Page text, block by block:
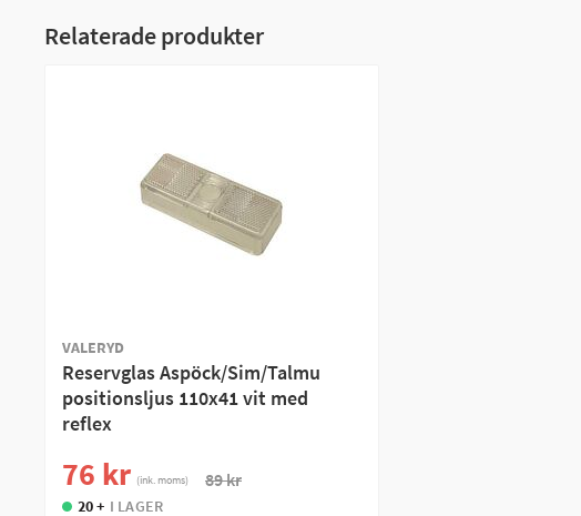
Relaterade produkter
VALERYD
Reservglas Aspöck/Sim/Talmu
positionsljus 110x41 vit med
reflex
76 kr (ink. moms) 89 kr
20 + I LAGER